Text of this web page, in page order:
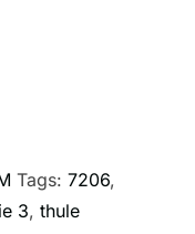
Tags: 7206,
3, thule